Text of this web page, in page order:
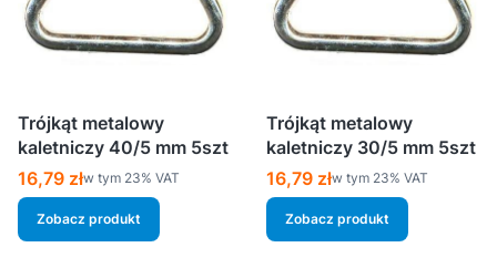
Trójkąt metalowy
kaletniczy 40/5 mm 5szt
Cena brutto
16,79 złw tym %s VAT
w tym 23% VAT
Zobacz produkt
Trójkąt metalowy
kaletniczy 30/5 mm 5szt
Cena brutto
16,79 złw tym %s VAT
w tym 23% VAT
Zobacz produkt